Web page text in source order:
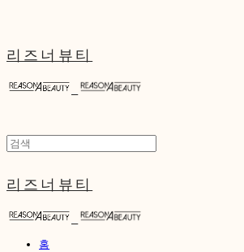
리즈너뷰티
리즈너뷰티
홈